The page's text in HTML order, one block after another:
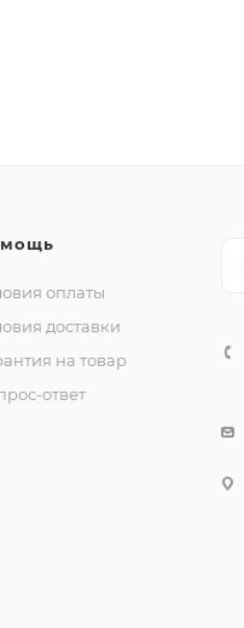
оплаты
доставки
на товар
ответ